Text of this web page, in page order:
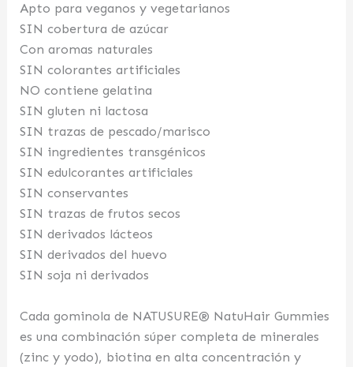
Apto para veganos y vegetarianos
SIN cobertura de azúcar
Con aromas naturales
SIN colorantes artificiales
NO contiene gelatina
SIN gluten ni lactosa
SIN trazas de pescado/marisco
SIN ingredientes transgénicos
SIN edulcorantes artificiales
SIN conservantes
SIN trazas de frutos secos
SIN derivados lácteos
SIN derivados del huevo
SIN soja ni derivados
Cada gominola de NATUSURE® NatuHair Gummies
es una combinación súper completa de minerales
(zinc y yodo), biotina en alta concentración y